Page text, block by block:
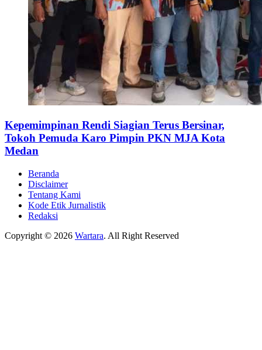
Kepemimpinan Rendi Siagian Terus Bersinar,
Tokoh Pemuda Karo Pimpin PKN MJA Kota
Medan
Beranda
Disclaimer
Tentang Kami
Kode Etik Jurnalistik
Redaksi
Copyright © 2026 Wartara. All Right Reserved